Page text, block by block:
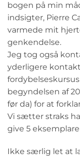
bogen på min
indsigter, Pierre
varmede mit
genkendelse.
Jeg tog også
yderligere
begyndelsen af
før da) for at
Vi sætter straks
give 5
Ikke særlig let at